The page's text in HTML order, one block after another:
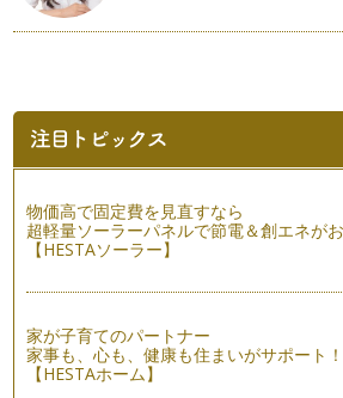
物価高で固定費を見直すなら
超軽量ソーラーパネルで節電＆創エネが
【HESTAソーラー】
家が子育てのパートナー
家事も、心も、健康も住まいがサポート！
【HESTAホーム】